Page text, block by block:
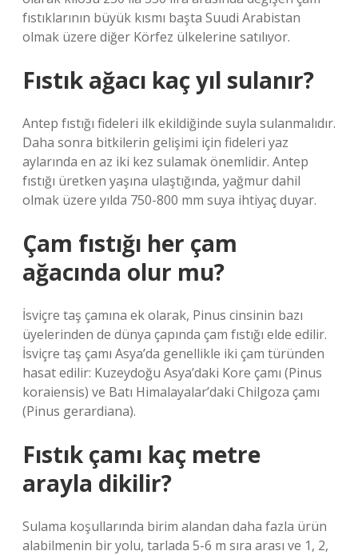
fıstıklarının büyük kısmı başta Suudi Arabistan
olmak üzere diğer Körfez ülkelerine satılıyor.
Fıstık ağacı kaç yıl sulanır?
Antep fıstığı fideleri ilk ekildiğinde suyla sulanmalıdır.
Daha sonra bitkilerin gelişimi için fideleri yaz
aylarında en az iki kez sulamak önemlidir. Antep
fıstığı üretken yaşına ulaştığında, yağmur dahil
olmak üzere yılda 750-800 mm suya ihtiyaç duyar.
Çam fıstığı her çam
ağacında olur mu?
İsviçre taş çamına ek olarak, Pinus cinsinin bazı
üyelerinden de dünya çapında çam fıstığı elde edilir.
İsviçre taş çamı Asya’da genellikle iki çam türünden
hasat edilir: Kuzeydoğu Asya’daki Kore çamı (Pinus
koraiensis) ve Batı Himalayalar’daki Chilgoza çamı
(Pinus gerardiana).
Fıstık çamı kaç metre
arayla dikilir?
Sulama koşullarında birim alandan daha fazla ürün
alabilmenin bir yolu, tarlada 5-6 m sıra arası ve 1, 2,